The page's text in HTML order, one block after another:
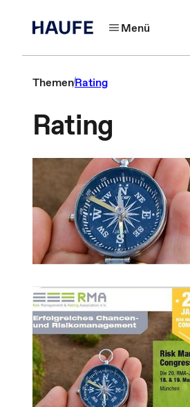
Menü
ThemenRating
Rating